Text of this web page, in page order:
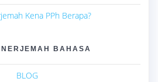
Kena PPh Berapa?
BAHASA
BLOG